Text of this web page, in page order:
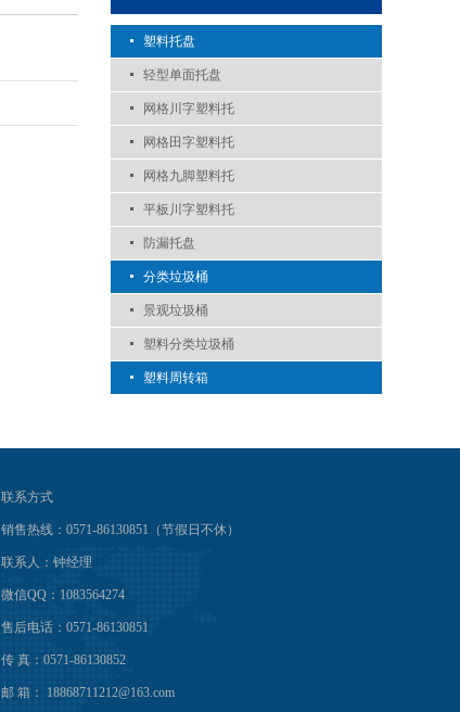
塑料托盘
轻型单面托盘
网格川字塑料托
网格田字塑料托
网格九脚塑料托
平板川字塑料托
防漏托盘
分类垃圾桶
景观垃圾桶
塑料分类垃圾桶
塑料周转箱
联系方式
销售热线：0571-86130851（节假日不休）
联系人：钟经理
微信QQ：1083564274
售后电话：0571-86130851
传 真：0571-86130852
邮 箱： 18868711212@163.com